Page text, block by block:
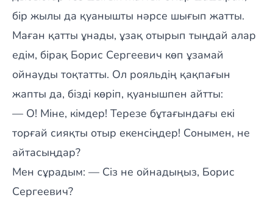
бір жылы да қуанышты нәрсе шығып жатты.
Маған қатты ұнады, ұзақ отырып тыңдай алар
едім, бірақ Борис Сергеевич көп ұзамай
ойнауды тоқтатты. Ол рояльдің қақпағын
жапты да, бізді көріп, қуанышпен айтты:
— О! Міне, кімдер! Терезе бұтағындағы екі
торғай сияқты отыр екенсіңдер! Сонымен, не
айтасыңдар?
Мен сұрадым: — Сіз не ойнадыңыз, Борис
Сергеевич?